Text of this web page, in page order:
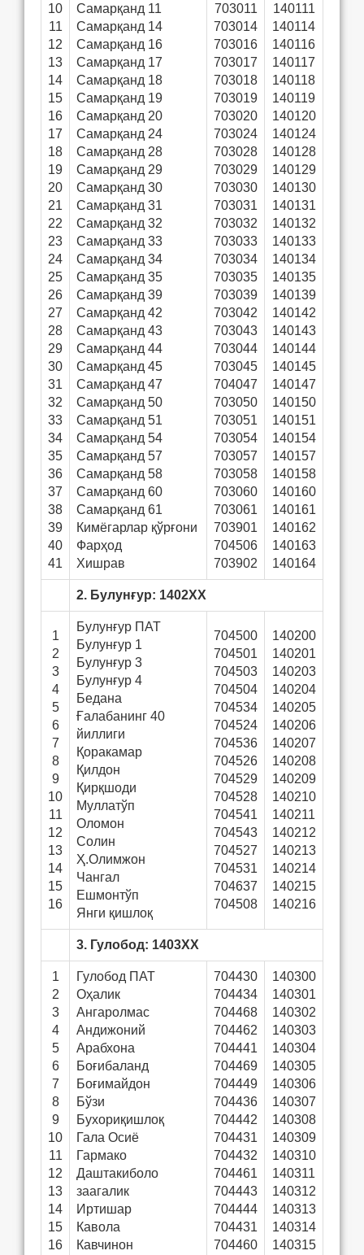
10
11
12
13
14
15
16
17
18
19
20
21
22
23
24
25
26
27
28
29
30
31
32
33
34
35
36
37
38
39
40
41
Самарқанд 11
Самарқанд 14
Самарқанд 16
Самарқанд 17
Самарқанд 18
Самарқанд 19
Самарқанд 20
Самарқанд 24
Самарқанд 28
Самарқанд 29
Самарқанд 30
Самарқанд 31
Самарқанд 32
Самарқанд 33
Самарқанд 34
Самарқанд 35
Самарқанд 39
Самарқанд 42
Самарқанд 43
Самарқанд 44
Самарқанд 45
Самарқанд 47
Самарқанд 50
Самарқанд 51
Самарқанд 54
Самарқанд 57
Самарқанд 58
Самарқанд 60
Самарқанд 61
Кимёгарлар қўрғони
Фарҳод
Хишрав
703011
703014
703016
703017
703018
703019
703020
703024
703028
703029
703030
703031
703032
703033
703034
703035
703039
703042
703043
703044
703045
704047
703050
703051
703054
703057
703058
703060
703061
703901
704506
703902
140111
140114
140116
140117
140118
140119
140120
140124
140128
140129
140130
140131
140132
140133
140134
140135
140139
140142
140143
140144
140145
140147
140150
140151
140154
140157
140158
140160
140161
140162
140163
140164
2. Булунғур: 1402ХХ
1
2
3
4
5
6
7
8
9
10
11
12
13
14
15
16
Булунғур ПАТ
Булунғур 1
Булунғур 3
Булунғур 4
Бедана
Ғалабанинг 40
йиллиги
Қоракамар
Қилдон
Қирқшоди
Муллатўп
Оломон
Солин
Ҳ.Олимжон
Чангал
Ешмонтўп
Янги қишлоқ
704500
704501
704503
704504
704534
704524
704536
704526
704529
704528
704541
704543
704527
704531
704637
704508
140200
140201
140203
140204
140205
140206
140207
140208
140209
140210
140211
140212
140213
140214
140215
140216
3. Гулобод: 1403ХХ
1
2
3
4
5
6
7
8
9
10
11
12
13
14
15
16
Гулобод ПАТ
Оҳалик
Ангаролмас
Андижоний
Арабхона
Боғибаланд
Боғимайдон
Бўзи
Бухориқишлоқ
Гала Осиё
Гармако
Даштакиболо
заагалик
Иртишар
Кавола
Кавчинон
704430
704434
704468
704462
704441
704469
704449
704436
704442
704431
704432
704461
704443
704444
704431
704460
140300
140301
140302
140303
140304
140305
140306
140307
140308
140309
140310
140311
140312
140313
140314
140315